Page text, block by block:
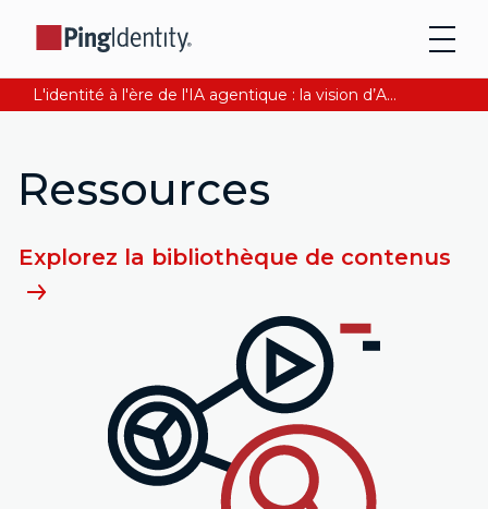
L'identité à l'ère de l'IA agentique : la vision d’Andre Durand sur la confiance numérique
Ressources
Explorez la bibliothèque de contenus